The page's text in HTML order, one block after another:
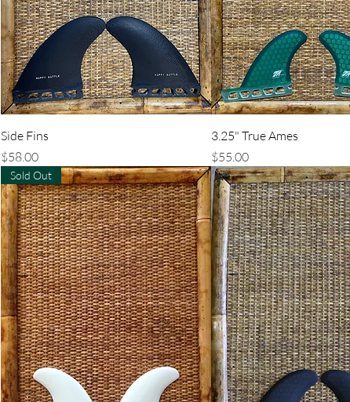
Side Fins
価格
$58.00
クイックビュー
3.25" True Ames
価格
$55.00
Sold Out